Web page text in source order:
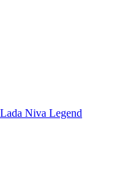
Niva Legend